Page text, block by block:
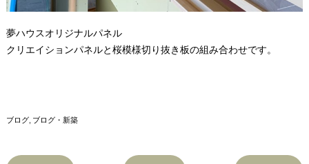
夢ハウスオリジナルパネル
クリエイションパネルと桜模様切り抜き板の組み合わせです。
ブログ ブログ・新築